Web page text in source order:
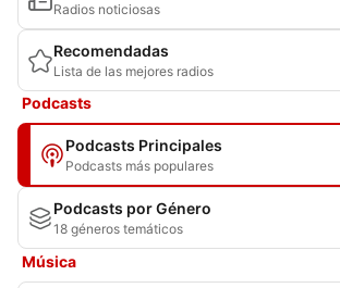
Radios noticiosas
Recomendadas
Lista de las mejores radios
Podcasts
Podcasts Principales
Podcasts más populares
Podcasts por Género
18 géneros temáticos
Música